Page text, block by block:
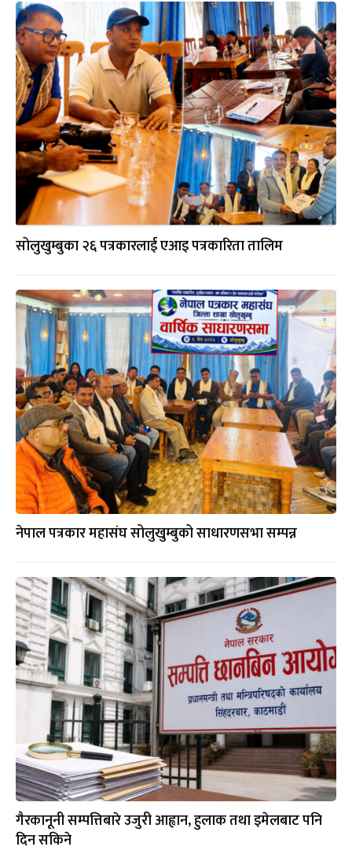
सोलुखुम्बुका २६ पत्रकारलाई एआइ पत्रकारिता तालिम
नेपाल पत्रकार महासंघ सोलुखुम्बुको साधारणसभा सम्पन्न
गैरकानूनी सम्पत्तिबारे उजुरी आह्वान, हुलाक तथा इमेलबाट पनि
दिन सकिने